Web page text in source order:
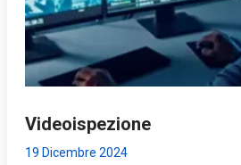
Videoispezione
19 Dicembre 2024